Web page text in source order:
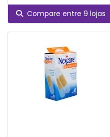
Compare entre 9 lojas